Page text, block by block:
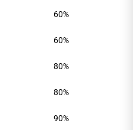
60%
60%
80%
80%
90%